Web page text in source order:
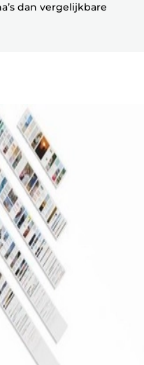
dan vergelijkbare